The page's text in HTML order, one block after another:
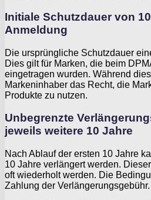
Initiale Schutzdauer von
Anmeldung
Die ursprüngliche Schutzdauer
Dies gilt für Marken, die beim
eingetragen wurden. Während
Markeninhaber das Recht, die
Produkte zu nutzen.
Unbegrenzte
jeweils weitere 10 Jahre
Nach Ablauf der ersten 10 Jahre
10 Jahre verlängert werden.
oft wiederholt werden. Die
Zahlung der Verlängerungsgebühr.